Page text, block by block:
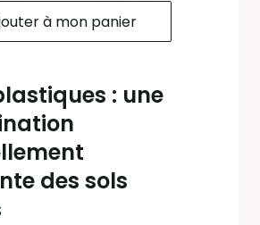
à mon panier
: une
des sols